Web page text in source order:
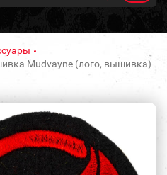
Mudvayne (лого, вышивка)